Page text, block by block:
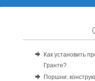
Как установить
Гранте?
Поршни: